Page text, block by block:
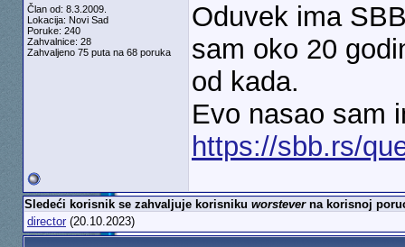
Član od: 8.3.2009.
Lokacija: Novi Sad
Poruke: 240
Zahvalnice: 28
Zahvaljeno 75 puta na 68 poruka
Oduvek ima
sam oko 20
od kada.
Evo nasao sam
https://sbb.rs/
Sledeći korisnik se zahvaljuje korisniku worsteverna korisnoj
director(20.10.2023)